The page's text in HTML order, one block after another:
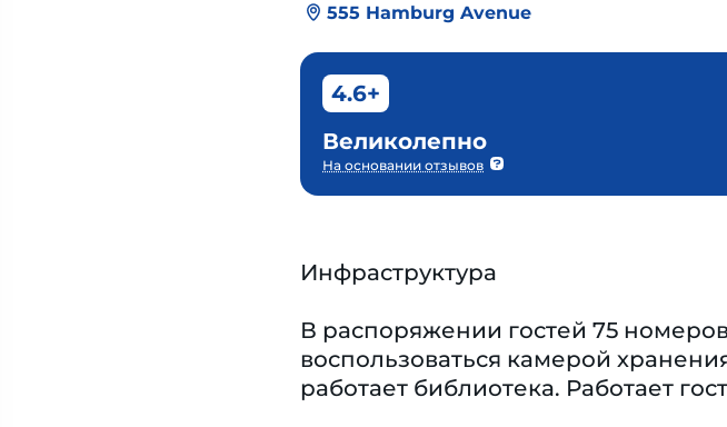
555 Hamburg Avenue
4.6+
Великолепно
На основании отзывов
Инфраструктура
В распоряжении гостей 75
воспользоваться камерой
работает библиотека. Работает